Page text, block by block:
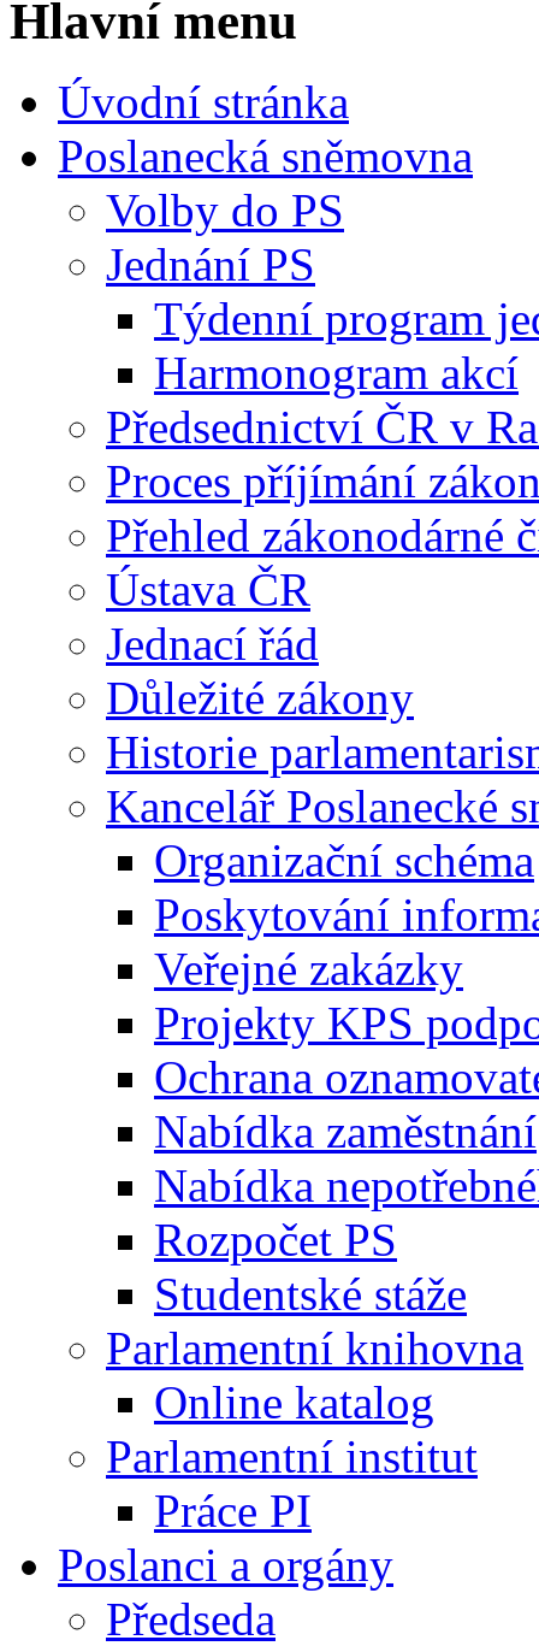
Hlavní menu
Úvodní stránka
Poslanecká sněmovna
Volby do PS
Jednání PS
Týdenní program
Harmonogram akcí
Předsednictví ČR v
Proces příjímání
Přehled zákonodárné
Ústava ČR
Jednací řád
Důležité zákony
Historie
Kancelář Poslanecké
Organizační schéma
Poskytování
Veřejné zakázky
Projekty KPS
Ochrana
Nabídka zaměstnání
Nabídka
Rozpočet PS
Studentské stáže
Parlamentní knihovna
Online katalog
Parlamentní institut
Práce PI
Poslanci a orgány
Předseda